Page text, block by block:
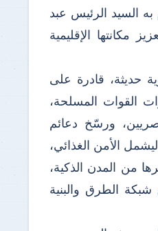
به السيد الرئيس عبد
مكانتها الإقليمية
حديثة، قادرة على
القوات المسلحة،
ورسّخ دعائم
الأمن الغذائي،
من المدن الذكية،
شبكة الطرق والبنية